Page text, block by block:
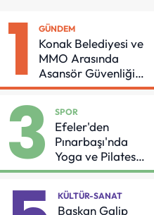
1 GÜNDEM
Konak Belediyesi ve
MMO Arasında
Asansör Güvenliği
İçin Önemli Protokol
3 SPOR
Efeler'den
Pınarbaşı'nda
Yoga ve Pilates
Buluşması
KÜLTÜR-SANAT
Başkan Galip